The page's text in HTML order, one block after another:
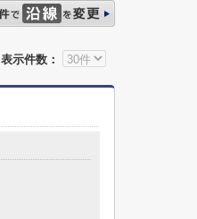
表示件数：